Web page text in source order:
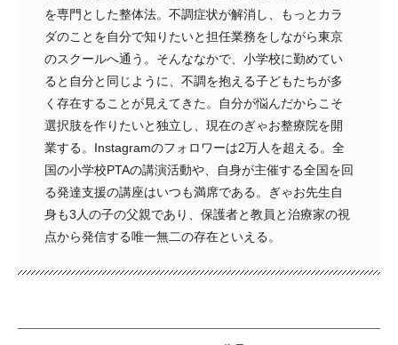
を専門とした整体法。不調症状が解消し、もっとカラ
ダのことを自分で知りたいと担任業務をしながら東京
のスクールへ通う。そんななかで、小学校に勤めてい
ると自分と同じように、不調を抱える子どもたちが多
く存在することが見えてきた。自分が悩んだからこそ
選択肢を作りたいと独立し、現在のぎゃお整療院を開
業する。Instagramのフォロワーは2万人を超える。全
国の小学校PTAの講演活動や、自身が主催する全国を回
る発達支援の講座はいつも満席である。ぎゃお先生自
身も3人の子の父親であり、保護者と教員と治療家の視
点から発信する唯一無二の存在といえる。